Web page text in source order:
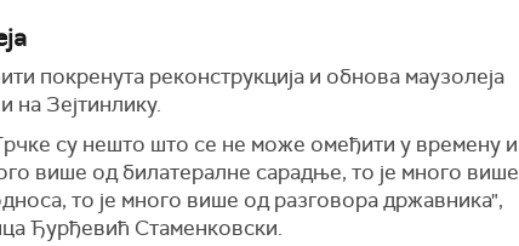
покренута реконструкција и обнова маузолеја
на Зејтинлику.
су нешто што се не може омеђити у времену и
више од билатералне сарадње, то је много више
то је много више од разговора државника",
Ђурђевић Стаменковски.